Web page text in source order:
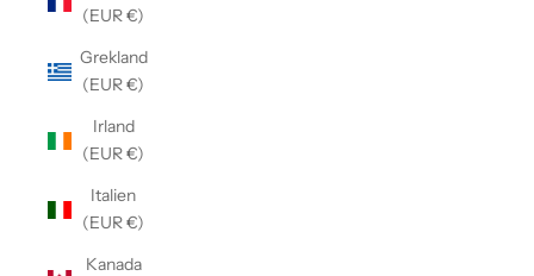
(EUR €)
Grekland
(EUR €)
Irland
(EUR €)
Italien
(EUR €)
Kanada